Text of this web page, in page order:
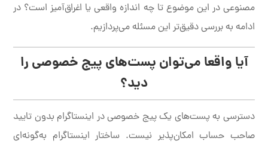
مصنوعی در این موضوع تا چه اندازه واقعی یا اغراق‌آمیز است؟ در
ادامه به بررسی دقیق‌تر این مسئله می‌پردازیم.
آیا واقعا می‌توان پست‌های پیج خصوصی را
دید؟
دسترسی به پست‌های یک پیج خصوصی در اینستاگرام بدون تایید
صاحب حساب امکان‌پذیر نیست. ساختار اینستاگرام به‌گونه‌ای